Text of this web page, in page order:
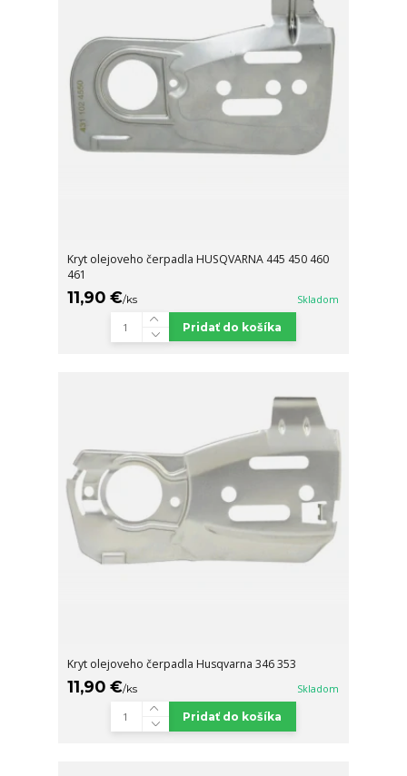
Kryt olejoveho čerpadla HUSQVARNA 445 450 460
461
11,90 €/ks Skladom
Pridať do košíka
Kryt olejoveho čerpadla Husqvarna 346 353
11,90 €/ks Skladom
Pridať do košíka